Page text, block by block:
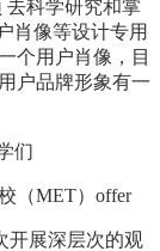
科学研究和掌
肖像等设计专用
个用户肖像，目
户品牌形象有一
们
（MET）offer
开展深层次的观